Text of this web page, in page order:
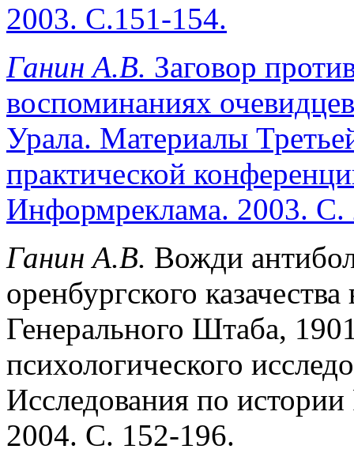
2003. С.151-154.
Ганин А.В. Заговор
воспоминаниях
Урала. Материалы
практической
Информреклама. 2003. С.
Ганин А.В. Вожди
оренбургского
Генерального Штаба,
психологического
Исследования по
2004. С. 152-196.